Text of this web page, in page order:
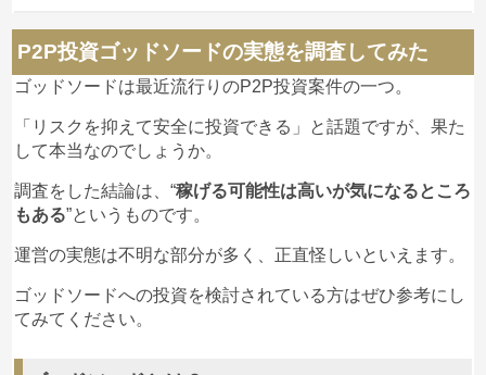
匿名 ゴッドソードへの投稿
2021/01/14
3
んかアホしか食いつかない内容で笑うしかないわ。
今はプラスになるかもしれんけど欲出して突っ込ん
だらその金は戻らないよ。
口コミをもっと見る
P2P新案件のゴッドソードは10日にグランドオープン
を控えていますが、
現時点でバグが多く発生している
ようです。
P2P投資ゴッドソードの実態を調査してみた
ゴッドソードは最近流行りのP2P投資案件の一つ。
「リスクを抑えて安全に投資できる」と話題ですが、果た
して本当なのでしょうか。
調査をした結論は、“稼げる可能性は高いが気になるところ
もある”というものです。
運営の実態は不明な部分が多く、正直怪しいといえます。
ゴッドソードへの投資を検討されている方はぜひ参考にし
てみてください。